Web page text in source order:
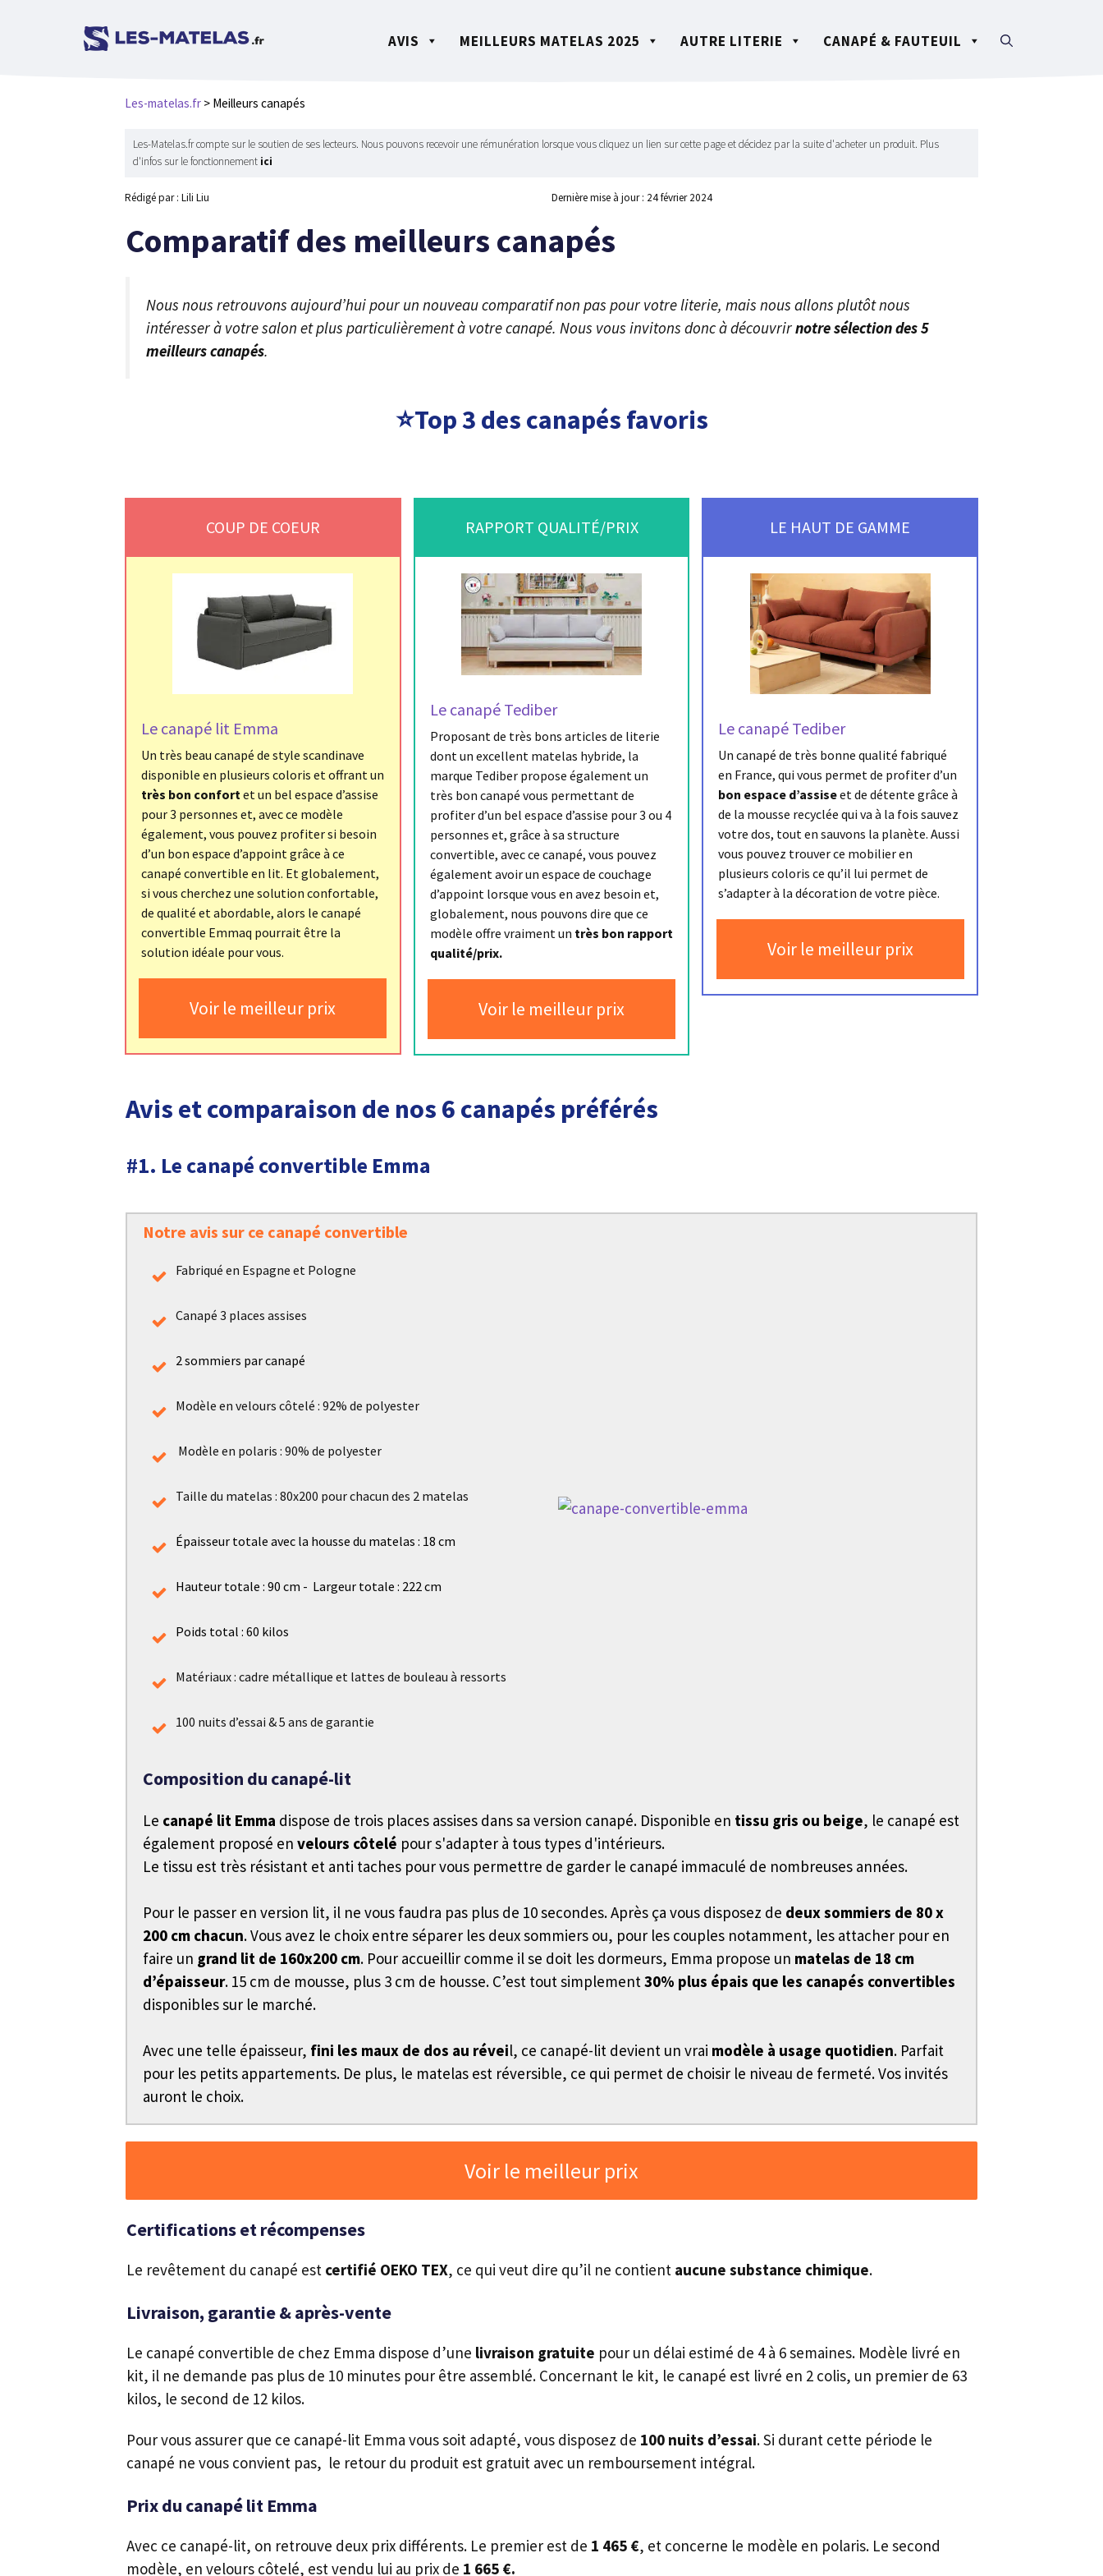
AVIS MEILLEURS MATELAS 2025 AUTRE LITERIE CANAPÉ & FAUTEUIL
Les-matelas.fr > Meilleurs canapés
Les-Matelas.fr compte sur le soutien de ses lecteurs. Nous pouvons recevoir une rémunération lorsque vous cliquez un lien sur cette page et décidez par la suite d'acheter un produit. Plus
d'infos sur le fonctionnement ici
Rédigé par : Lili Liu Dernière mise à jour : 24 février 2024
Comparatif des meilleurs canapés
Nous nous retrouvons aujourd’hui pour un nouveau comparatif non pas pour votre literie, mais nous allons plutôt nous
intéresser à votre salon et plus particulièrement à votre canapé. Nous vous invitons donc à découvrirnotre sélection des 5
meilleurs canapés.
⭐Top 3 des canapés favoris
COUP DE COEUR
Le canapé lit Emma
Un très beau canapé de style scandinave
disponible en plusieurs coloris et offrant un
très bon confort et un bel espace d’assise
pour 3 personnes et, avec ce modèle
également, vous pouvez profiter si besoin
d’un bon espace d’appoint grâce à ce
canapé convertible en lit. Et globalement,
si vous cherchez une solution confortable,
de qualité et abordable, alors le canapé
convertible Emmaq pourrait être la
solution idéale pour vous.
Voir le meilleur prix
RAPPORT QUALITÉ/PRIX
Le canapé Tediber
Proposant de très bons articles de literie
dont un excellent matelas hybride, la
marque Tediber propose également un
très bon canapé vous permettant de
profiter d’un bel espace d’assise pour 3 ou 4
personnes et, grâce à sa structure
convertible, avec ce canapé, vous pouvez
également avoir un espace de couchage
d’appoint lorsque vous en avez besoin et,
globalement, nous pouvons dire que ce
modèle offre vraiment un très bon rapport
qualité/prix.
Voir le meilleur prix
LE HAUT DE GAMME
Le canapé Tediber
Un canapé de très bonne qualité fabriqué
en France, qui vous permet de profiter d’un
bon espace d’assiseet de détente grâce à
de la mousse recyclée qui va à la fois sauvez
votre dos, tout en sauvons la planète. Aussi
vous pouvez trouver ce mobilier en
plusieurs coloris ce qu’il lui permet de
s’adapter à la décoration de votre pièce.
Voir le meilleur prix
Avis et comparaison de nos 6 canapés préférés
#1. Le canapé convertible Emma
Notre avis sur ce canapé convertible
Fabriqué en Espagne et Pologne
Canapé 3 places assises
2 sommiers par canapé
Modèle en velours côtelé : 92% de polyester
Modèle en polaris : 90% de polyester
Taille du matelas : 80x200 pour chacun des 2 matelas
Épaisseur totale avec la housse du matelas : 18 cm
Hauteur totale : 90 cm - Largeur totale : 222 cm
Poids total : 60 kilos
Matériaux : cadre métallique et lattes de bouleau à ressorts
100 nuits d’essai & 5 ans de garantie
Composition du canapé-lit
Le canapé lit Emma dispose de trois places assises dans sa version canapé. Disponible en tissu gris ou beige, le canapé est
également proposé en velours côtelé pour s'adapter à tous types d'intérieurs.
Le tissu est très résistant et anti taches pour vous permettre de garder le canapé immaculé de nombreuses années.
Pour le passer en version lit, il ne vous faudra pas plus de 10 secondes. Après ça vous disposez de deux sommiers de 80 x
200 cm chacun. Vous avez le choix entre séparer les deux sommiers ou, pour les couples notamment, les attacher pour en
faire un grand lit de 160x200 cm. Pour accueillir comme il se doit les dormeurs, Emma propose un matelas de 18 cm
d’épaisseur. 15 cm de mousse, plus 3 cm de housse. C’est tout simplement30% plus épais que les canapés convertibles
disponibles sur le marché.
Avec une telle épaisseur, fini les maux de dos au réveil, ce canapé-lit devient un vrai modèle à usage quotidien. Parfait
pour les petits appartements. De plus, le matelas est réversible, ce qui permet de choisir le niveau de fermeté. Vos invités
auront le choix.
Voir le meilleur prix
Certifications et récompenses
Le revêtement du canapé est certifié OEKO TEX, ce qui veut dire qu’il ne contient aucune substance chimique.
Livraison, garantie & après-vente
Le canapé convertible de chez Emma dispose d’une livraison gratuite pour un délai estimé de 4 à 6 semaines. Modèle livré en
kit, il ne demande pas plus de 10 minutes pour être assemblé. Concernant le kit, le canapé est livré en 2 colis, un premier de 63
kilos, le second de 12 kilos.
Pour vous assurer que ce canapé-lit Emma vous soit adapté, vous disposez de 100 nuits d’essai. Si durant cette période le
canapé ne vous convient pas, le retour du produit est gratuit avec un remboursement intégral.
Prix du canapé lit Emma
Avec ce canapé-lit, on retrouve deux prix différents. Le premier est de 1 465 €, et concerne le modèle en polaris. Le second
modèle, en velours côtelé, est vendu lui au prix de 1 665 €.